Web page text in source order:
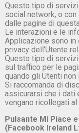
Questo tipo di
social network, o
dalle pagine di
Le interazioni e le
Applicazione sono
privacy dell’Utente
Questo tipo di
sul traffico per le
quando gli Utenti
Si raccomanda di
assicurarsi che i dati
vengano ricollegati al
Pulsante Mi Piace
(Facebook Ireland